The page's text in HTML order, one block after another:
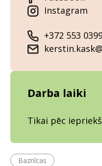
Instagram
+372 553
Darba laiki
Tikai pēc
Baznīcas